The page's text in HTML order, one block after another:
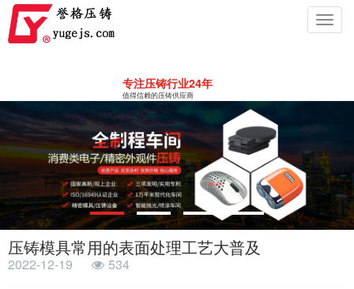
专注压铸行业24年
值得信赖的压铸供应商
压铸模具常用的表面处理工艺大普及
2022-12-19 534